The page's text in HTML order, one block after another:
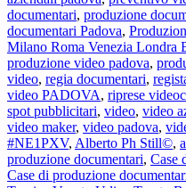
documentari, produzione
documentari Padova,
Milano Roma Venezia Londra
produzione video padova,
video, regia documentari,
video PADOVA, riprese
spot pubblicitari, video, video
video maker, video padova,
#NE1PXV, Alberto Ph Still©,
produzione documentari, Case
Case di produzione